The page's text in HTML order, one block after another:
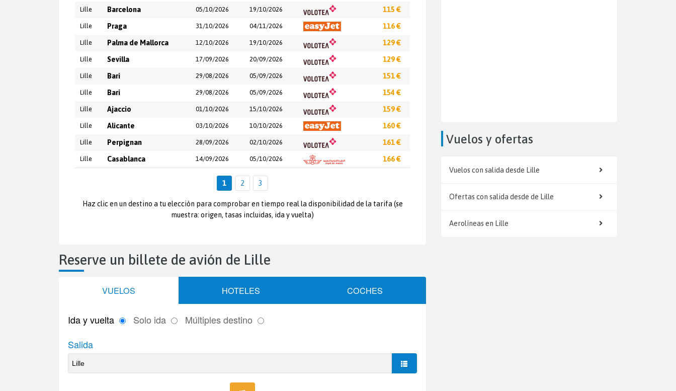
Lille Barcelona 05/10/2026 19/10/2026 115 €
Lille Praga 31/10/2026 04/11/2026 116 €
Lille Palma de Mallorca 12/10/2026 19/10/2026 129 €
Lille Sevilla 17/09/2026 20/09/2026 129 €
Lille Bari 29/08/2026 05/09/2026 151 €
Lille Bari 29/08/2026 05/09/2026 154 €
Lille Ajaccio 01/10/2026 15/10/2026 159 €
Lille Alicante 03/10/2026 10/10/2026 160 €
Lille Perpignan 28/09/2026 02/10/2026 161 €
Lille Casablanca 14/09/2026 05/10/2026 166 €
1 2 3
Haz clic en un destino a tu elección para comprobar en tiempo real la disponibilidad de la tarifa (se
muestra: origen, tasas incluidas, ida y vuelta)
Reserve un billete de avión de Lille
Vuelos y ofertas
Vuelos con salida desde Lille
Ofertas con salida desde de Lille
Aerolíneas en Lille